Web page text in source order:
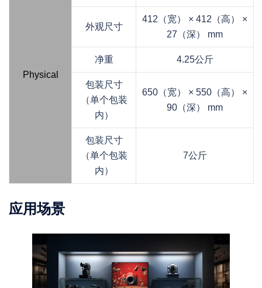
Physical
外观尺寸
412（宽） × 412（高） ×
27（深） mm
净重 4.25公斤
包装尺寸
（单个包装
内）
650（宽） × 550（高） ×
90（深） mm
包装尺寸
（单个包装
内）
7公斤
应用场景